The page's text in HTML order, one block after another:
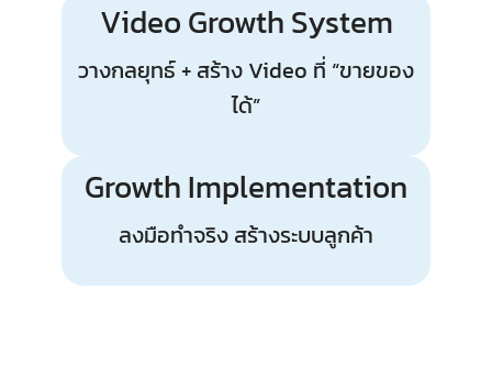
Video Growth System
วางกลยุทธ์ + สร้าง Video ที่ “ขายของ
ได้”
Growth Implementation
ลงมือทำจริง สร้างระบบลูกค้า